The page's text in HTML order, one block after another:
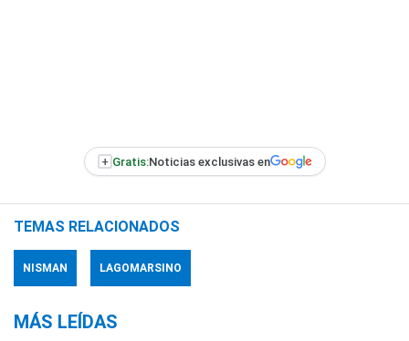
+ Gratis:Noticias exclusivas en
TEMAS RELACIONADOS
NISMAN LAGOMARSINO
MÁS LEÍDAS